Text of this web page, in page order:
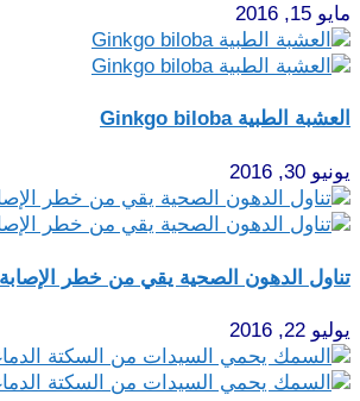
مايو 15, 2016
العشبة الطبية Ginkgo biloba
يونيو 30, 2016
تناول الدهون الصحية يقي من خطر
يوليو 22, 2016